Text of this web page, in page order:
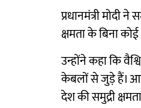
प्रधानमंत्री मोदी
क्षमता के बिना
उन्होंने कहा कि
केबलों से जुड़े हैं।
देश की समुद्री